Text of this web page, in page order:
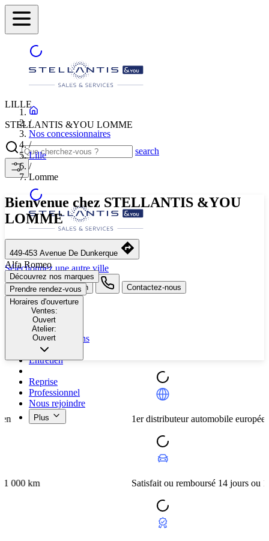
LILLE
STELLANTIS &YOU LOMME
search
STELLANTIS &YOU LOMME
Sélectionnez une autre ville
search button - icon Contactez-nous
Neuf
Occasion
Nos promotions
Nos marques
Entretien
Reprise
Professionnel
Nous rejoindre
Plus
/
Nos concessionnaires
/
Lille
/
Lomme
Bienvenue chez STELLANTIS &YOU
LOMME
449-453 Avenue De Dunkerque
Alfa Romeo
Découvrez nos marques
Prendre rendez-vous
Horaires d'ouverture
Ventes:
Ouvert
Atelier:
Ouvert
1er distributeur automobile européen
Satisfait ou remboursé 14 jours ou 1 000 km